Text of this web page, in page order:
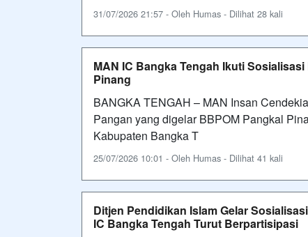
31/07/2026 21:57 - Oleh Humas - Dilihat 28 kali
MAN IC Bangka Tengah Ikuti
Pinang
BANGKA TENGAH – MAN Insan
Pangan yang digelar BBPOM Pangkal
Kabupaten Bangka T
25/07/2026 10:01 - Oleh Humas - Dilihat 41 kali
Ditjen Pendidikan Islam Gelar
IC Bangka Tengah Turut Berpartisipasi